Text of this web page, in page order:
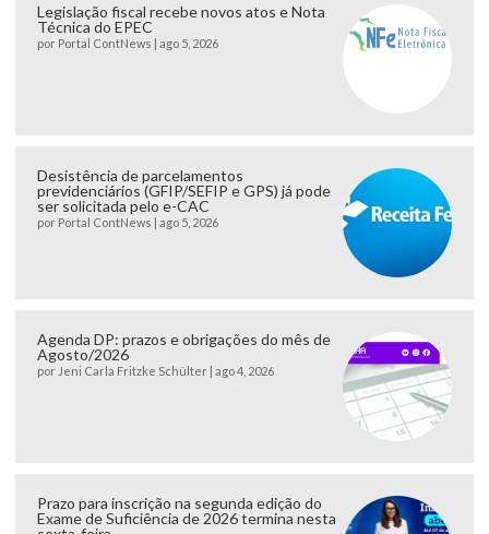
Legislação fiscal recebe novos atos e Nota
Técnica do EPEC
por Portal ContNews | ago 5, 2026
Desistência de parcelamentos
previdenciários (GFIP/SEFIP e GPS) já pode
ser solicitada pelo e-CAC
por Portal ContNews | ago 5, 2026
Agenda DP: prazos e obrigações do mês de
Agosto/2026
por Jeni Carla Fritzke Schülter | ago 4, 2026
Prazo para inscrição na segunda edição do
Exame de Suficiência de 2026 termina nesta